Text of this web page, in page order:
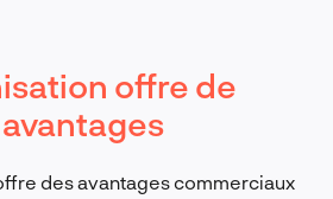
offre de
des avantages commerciaux